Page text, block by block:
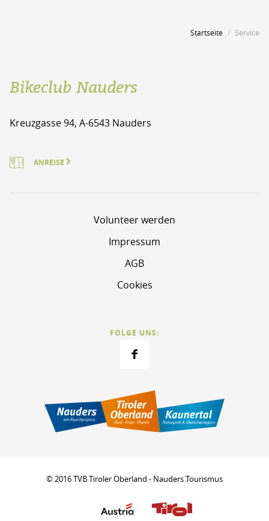
Startseite Service
Bikeclub Nauders
Kreuzgasse 94, A-6543 Nauders
ANREISE
Volunteer werden
Impressum
AGB
Cookies
FOLGE UNS:
© 2016 TVB Tiroler Oberland - Nauders Tourismus